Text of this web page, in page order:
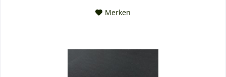
Merken